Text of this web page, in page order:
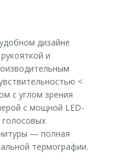
дизайне
и
<
с углом зрения
с мощной LED-
голосовых
— полная
термографии.